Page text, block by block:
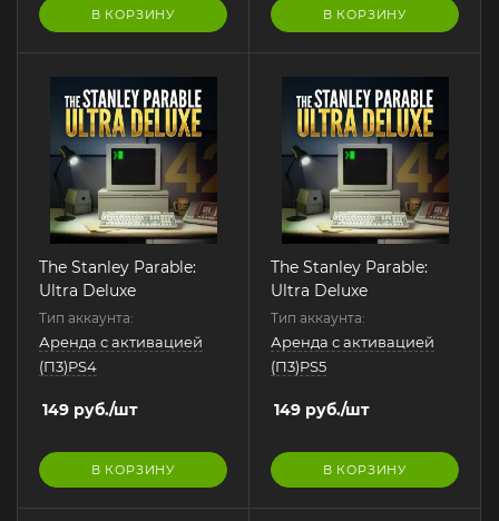
В КОРЗИНУ В КОРЗИНУ
The Stanley Parable:
Ultra Deluxe
Тип аккаунта:
Аренда с активацией
(П3)PS4
149 руб./шт
В КОРЗИНУ
The Stanley Parable:
Ultra Deluxe
Тип аккаунта:
Аренда с активацией
(П3)PS5
149 руб./шт
В КОРЗИНУ